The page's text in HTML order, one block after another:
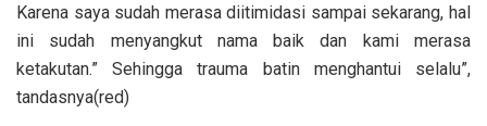
Karena saya sudah merasa diitimidasi sampai sekarang, hal
ini sudah menyangkut nama baik dan kami merasa
ketakutan.” Sehingga trauma batin menghantui selalu”,
tandasnya(red)